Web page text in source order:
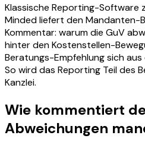
Klassische Reporting-Software
Minded liefert den Mandanten-
Kommentar: warum die GuV
hinter den Kostenstellen-
Beratungs-Empfehlung sich
So wird das Reporting Teil des
Kanzlei.
Wie kommentiert
Abweichungen